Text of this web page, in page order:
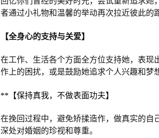
者通过小礼物和温馨的举动再次拉近彼此的
【全身心的支持与关爱】
在工作、生活各个方面全方位支持她，表现
作上的困扰，或是鼓励她追求个人兴趣和梦
**【保持真我，不做表面功夫】
在挽回过程中，避免矫揉造作，做真实的自
深处对婚姻的珍视和尊重。